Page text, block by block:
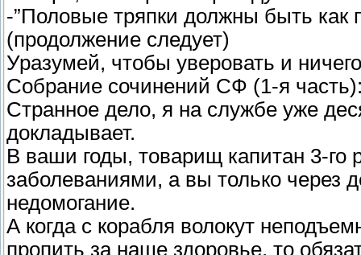
-”Половые тряпки должны быть как
(продолжение следует)
Уразумей, чтобы уверовать и
Собрание сочинений СФ (1-я
Странное дело, я на службе уже
докладывает.
В ваши годы, товарищ капитан 3-го
заболеваниями, а вы только через
недомогание.
А когда с корабля волокут
пропить за наше здоровье, то